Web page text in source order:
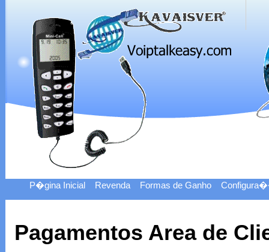
P�gina Inicial Revenda Formas de Ganho
Pagamentos Area de